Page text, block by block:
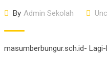
By Admin Sekolah
masumberbungur.sch.id-